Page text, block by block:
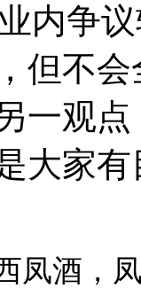
内争
但不
一观
大家
凤酒